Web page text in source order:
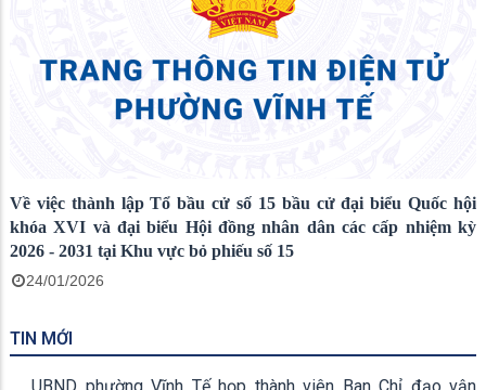
Về việc thành lập Tổ bầu cử số 15 bầu cử đại biểu Quốc hội
khóa XVI và đại biểu Hội đồng nhân dân các cấp nhiệm kỳ
2026 - 2031 tại Khu vực bỏ phiếu số 15
24/01/2026
TIN MỚI